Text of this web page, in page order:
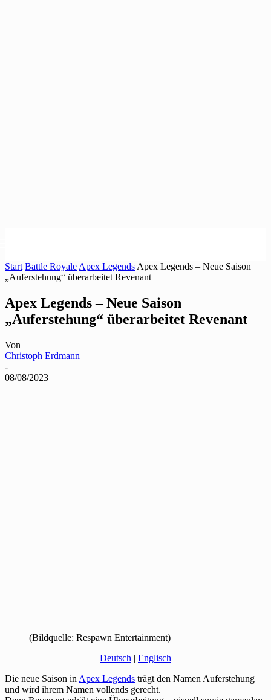
Start Battle Royale Apex Legends Apex Legends – Neue Saison
„Auferstehung“ überarbeitet Revenant
Apex Legends – Neue Saison
„Auferstehung“ überarbeitet Revenant
Von
Christoph Erdmann
-
08/08/2023
(Bildquelle: Respawn Entertainment)
Deutsch | Englisch
Die neue Saison in Apex Legends trägt den Namen Auferstehung
und wird ihrem Namen vollends gerecht.